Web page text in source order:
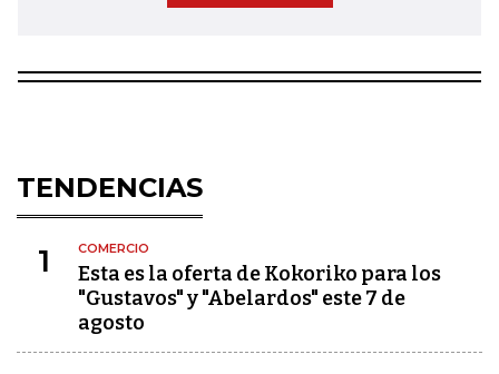
TENDENCIAS
1 COMERCIO
Esta es la oferta de Kokoriko para los
"Gustavos" y "Abelardos" este 7 de
agosto